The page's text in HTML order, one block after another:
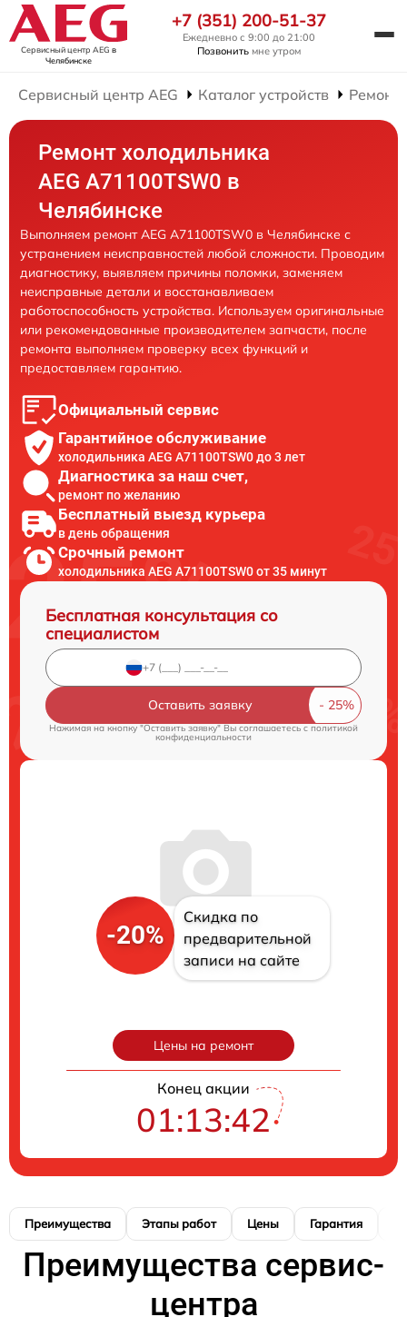
Сервисный центр AEG в
Челябинске
+7 (351) 200-51-37
Ежедневно с 9:00 до 21:00
Позвонить мне утром
Сервисный центр AEG Каталог устройств Ремонт
Ремонт холодильника
AEG A71100TSW0 в
Челябинске
Выполняем ремонт AEG A71100TSW0 в Челябинске с
устранением неисправностей любой сложности. Проводим
диагностику, выявляем причины поломки, заменяем
неисправные детали и восстанавливаем
работоспособность устройства. Используем оригинальные
или рекомендованные производителем запчасти, после
ремонта выполняем проверку всех функций и
предоставляем гарантию.
Официальный сервис
Гарантийное обслуживание
холодильника AEG A71100TSW0 до 3 лет
Диагностика за наш счет,
ремонт по желанию
Бесплатный выезд курьера
в день обращения
Срочный ремонт
холодильника AEG A71100TSW0 от 35 минут
Бесплатная консультация со
специалистом
Оставить заявку
Нажимая на кнопку "Оставить заявку" Вы соглашаетесь cполитикой
конфиденциальности
-20%
Скидка по
предварительной
записи на сайте
Цены на ремонт
Конец акции
01:13:41
Преимущества Этапы работ Цены Гарантия
Преимущества сервис-
центра